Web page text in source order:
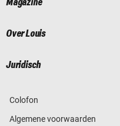
Magazine
Over Louis
Juridisch
Colofon
Algemene voorwaarden